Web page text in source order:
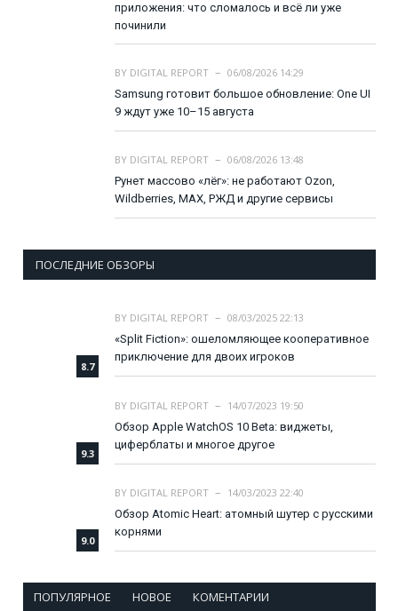
приложения: что сломалось и всё ли уже
починили
BY DIGITAL REPORT
06/08/2026 14:29
Samsung готовит большое обновление: One UI
9 ждут уже 10–15 августа
BY DIGITAL REPORT
06/08/2026 13:48
Рунет массово «лёг»: не работают Ozon,
Wildberries, MAX, РЖД и другие сервисы
ПОСЛЕДНИЕ ОБЗОРЫ
8.7
BY DIGITAL REPORT
08/03/2025 22:13
«Split Fiction»: ошеломляющее кооперативное
приключение для двоих игроков
9.3
BY DIGITAL REPORT
14/07/2023 19:50
Обзор Apple WatchOS 10 Beta: виджеты,
циферблаты и многое другое
9.0
BY DIGITAL REPORT
14/03/2023 22:40
Обзор Atomic Heart: атомный шутер с русскими
корнями
ПОПУЛЯРНОЕ НОВОЕ КОМЕНТАРИИ